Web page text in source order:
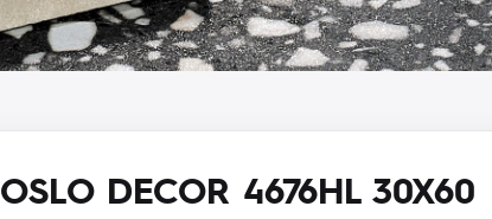
OSLO DECOR 4676HL 30X60